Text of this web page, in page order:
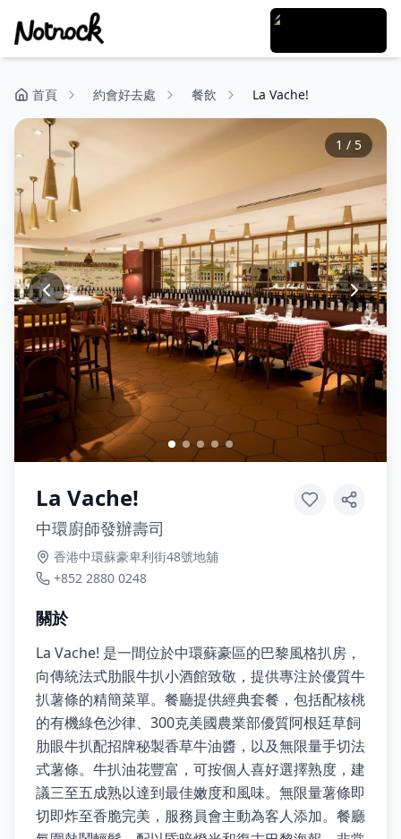
首頁 約會好去處 餐飲 La Vache!
1 / 5
La Vache!
中環廚師發辦壽司
香港中環蘇豪卑利街48號地舖
+852 2880 0248
關於
La Vache! 是一間位於中環蘇豪區的巴黎風格扒房，
向傳統法式肋眼牛扒小酒館致敬，提供專注於優質牛
扒薯條的精簡菜單。餐廳提供經典套餐，包括配核桃
的有機綠色沙律、300克美國農業部優質阿根廷草飼
肋眼牛扒配招牌秘製香草牛油醬，以及無限量手切法
式薯條。牛扒油花豐富，可按個人喜好選擇熟度，建
議三至五成熟以達到最佳嫩度和風味。無限量薯條即
切即炸至香脆完美，服務員會主動為客人添加。餐廳